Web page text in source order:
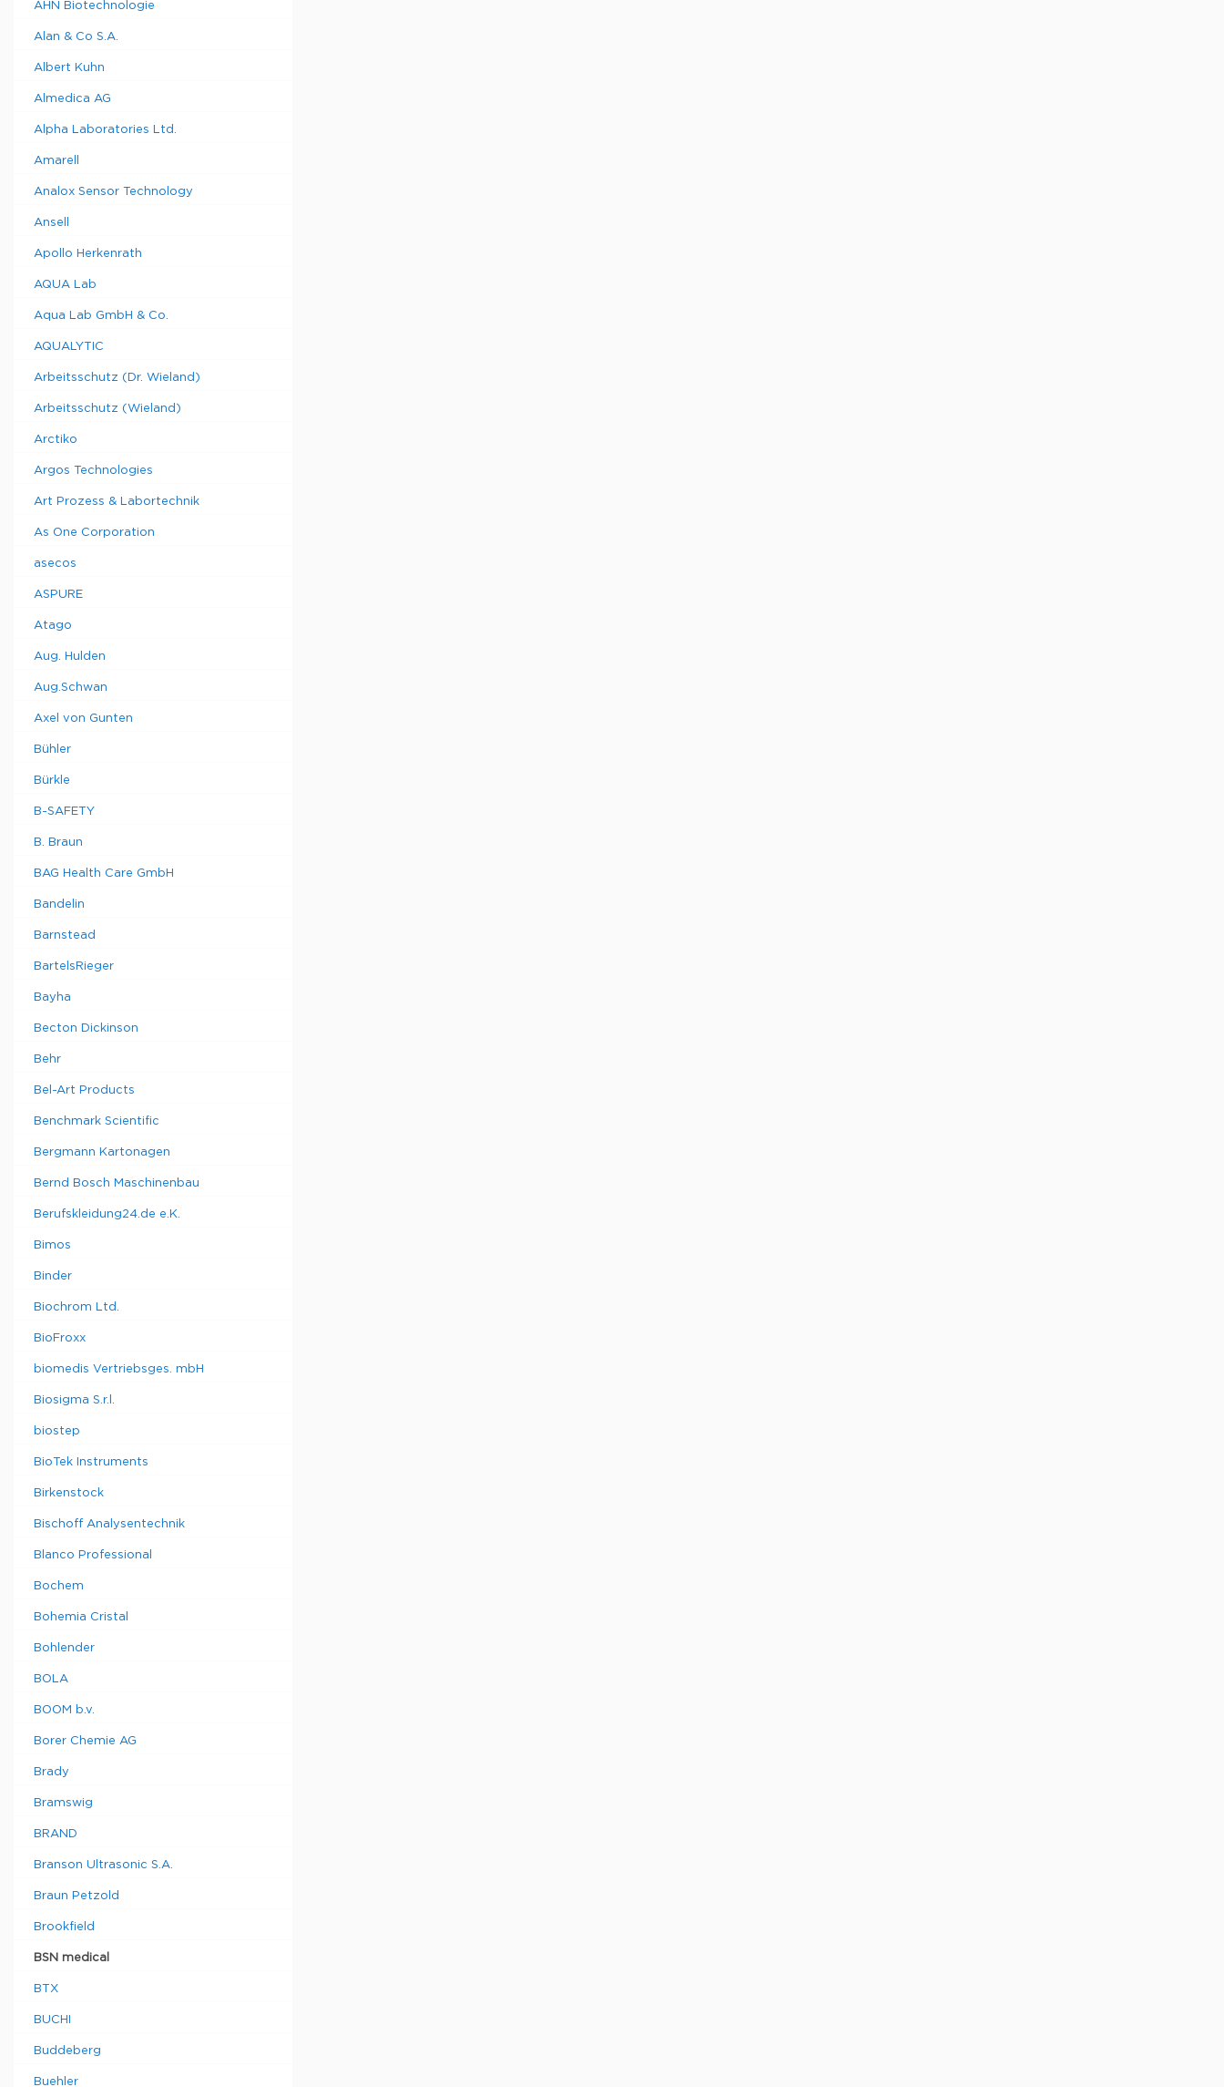
AHN Biotechnologie
Alan & Co S.A.
Albert Kuhn
Almedica AG
Alpha Laboratories Ltd.
Amarell
Analox Sensor Technology
Ansell
Apollo Herkenrath
AQUA Lab
Aqua Lab GmbH & Co.
AQUALYTIC
Arbeitsschutz (Dr. Wieland)
Arbeitsschutz (Wieland)
Arctiko
Argos Technologies
Art Prozess & Labortechnik
As One Corporation
asecos
ASPURE
Atago
Aug. Hulden
Aug.Schwan
Axel von Gunten
Bühler
Bürkle
B-SAFETY
B. Braun
BAG Health Care GmbH
Bandelin
Barnstead
BartelsRieger
Bayha
Becton Dickinson
Behr
Bel-Art Products
Benchmark Scientific
Bergmann Kartonagen
Bernd Bosch Maschinenbau
Berufskleidung24.de e.K.
Bimos
Binder
Biochrom Ltd.
BioFroxx
biomedis Vertriebsges. mbH
Biosigma S.r.l.
biostep
BioTek Instruments
Birkenstock
Bischoff Analysentechnik
Blanco Professional
Bochem
Bohemia Cristal
Bohlender
BOLA
BOOM b.v.
Borer Chemie AG
Brady
Bramswig
BRAND
Branson Ultrasonic S.A.
Braun Petzold
Brookfield
BSN medical
BTX
BUCHI
Buddeberg
Buehler